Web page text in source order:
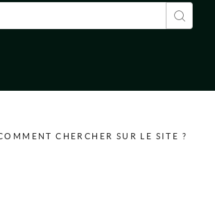
de recherche
CHERCHER SUR LE SITE ?